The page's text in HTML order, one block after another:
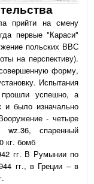
прийти на смену
первые "Караси"
польских ВВС
на перспективу).
форму,
Испытания
успешно, а
и было изначально
- четыре
спаренный
кг. бомб
гг. В Румынии по
гг., в Греции – в